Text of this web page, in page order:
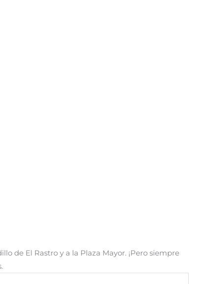
de El Rastro y a la Plaza Mayor. ¡Pero siempre